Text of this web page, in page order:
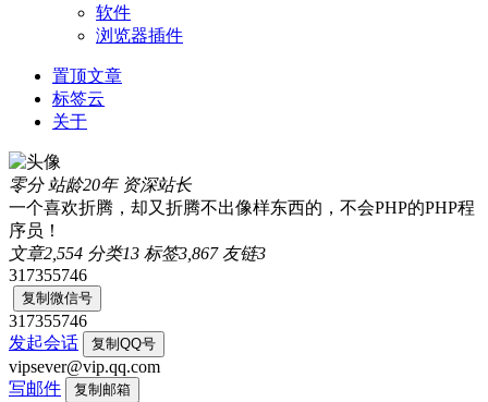
软件
浏览器插件
置顶文章
标签云
关于
零分 站龄20年 资深站长
一个喜欢折腾，却又折腾不出像样东西的，不会PHP的PHP程
序员！
文章2,554 分类13 标签3,867 友链3
317355746
复制微信号
317355746
发起会话
复制QQ号
vipsever@vip.qq.com
写邮件
复制邮箱